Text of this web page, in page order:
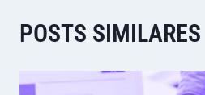
POSTS SIMILARES